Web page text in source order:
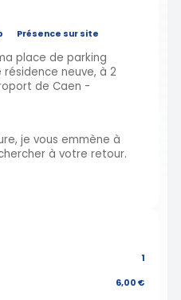
Présence sur site
place de parking
neuve, à 2
de Caen -
je vous emmène à
à votre retour.
1
6,00 €